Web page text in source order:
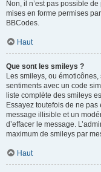
Non, il n’est pas possible
mises en forme permises
BBCodes.
Haut
Que sont les smileys ?
Les smileys, ou
sentiments avec un code
liste complète des smileys
Essayez toutefois de ne
message illisible et un
d’effacer le message.
maximum de smileys par
Haut